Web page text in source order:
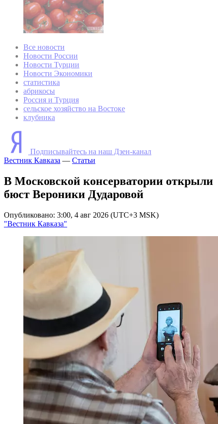
Все новости
Новости России
Новости Турции
Новости Экономики
статистика
абрикосы
Россия и Турция
сельское хозяйство на Востоке
клубника
Подписывайтесь на наш Дзен-канал
Вестник Кавказа — Статьи
В Московской консерватории открыли
бюст Вероники Дударовой
Опубликовано: 3:00, 4 авг 2026 (UTC+3 MSK)
"Вестник Кавказа"